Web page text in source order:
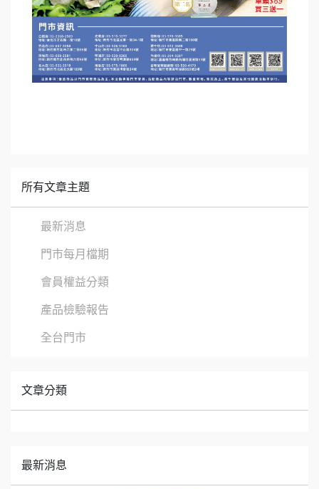
所有文章主題
最新消息
門市每月檔期
會員權益分類
產品檢驗報告
全台門市
文章分類
最新消息